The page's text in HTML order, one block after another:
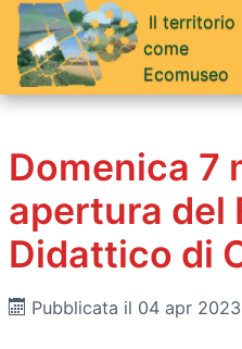
Il territorio
come
Ecomuseo
Domenica 7
apertura del
Didattico di
Pubblicata il 04 apr 2023